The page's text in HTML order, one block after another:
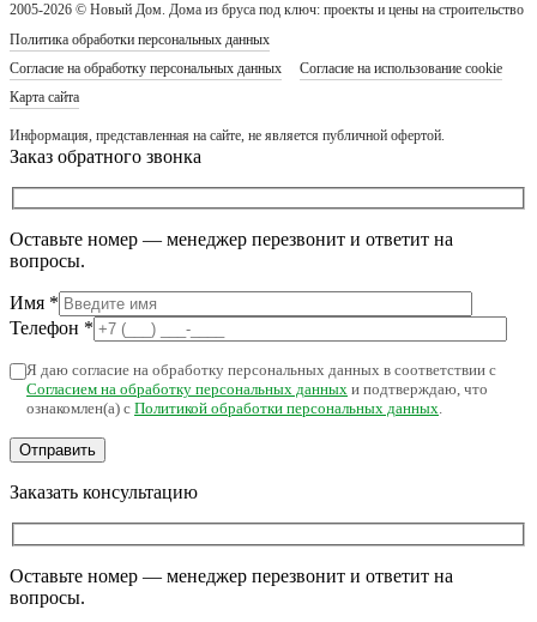
2005-2026 © Новый Дом. Дома из бруса под ключ: проекты и цены на строительство
Политика обработки персональных данных
Согласие на обработку персональных данных
Согласие на использование cookie
Карта сайта
Информация, представленная на сайте, не является публичной офертой.
Заказ обратного звонка
Оставьте номер — менеджер перезвонит и ответит на
вопросы.
Имя *
Телефон *
Я даю согласие на обработку персональных данных в соответствии с
Согласием на обработку персональных данных и подтверждаю, что
ознакомлен(а) с Политикой обработки персональных данных.
Заказать консультацию
Оставьте номер — менеджер перезвонит и ответит на
вопросы.